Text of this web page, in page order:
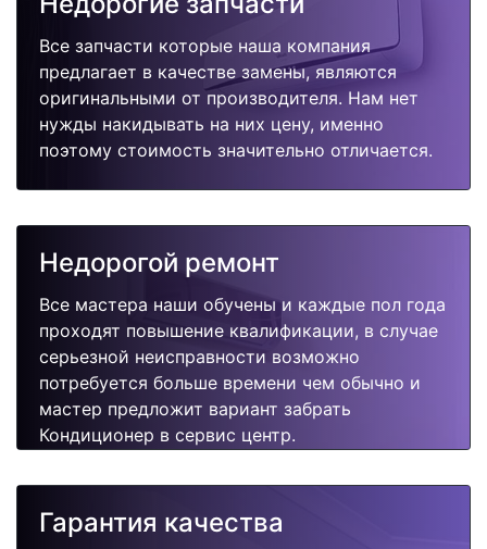
Все запчасти которые наша компания
предлагает в качестве замены, являются
оригинальными от производителя. Нам нет
нужды накидывать на них цену, именно
поэтому стоимость значительно отличается.
Недорогой ремонт
Все мастера наши обучены и каждые пол года
проходят повышение квалификации, в случае
серьезной неисправности возможно
потребуется больше времени чем обычно и
мастер предложит вариант забрать
Кондиционер в сервис центр.
Гарантия качества